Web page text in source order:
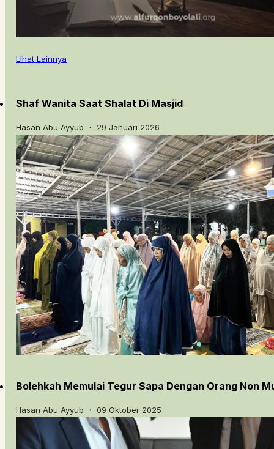
LIhat Lainnya
Shaf Wanita Saat Shalat Di Masjid
Hasan Abu Ayyub ・ 29 Januari 2026
Bolehkah Memulai Tegur Sapa Dengan Orang Non
Hasan Abu Ayyub ・ 09 Oktober 2025